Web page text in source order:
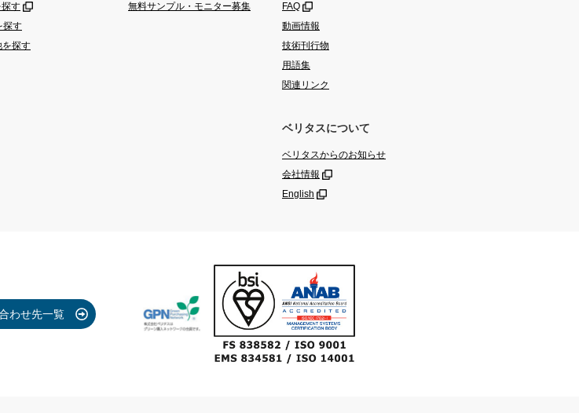
探す
探す
を探す
無料サンプル・モニター募集
FAQ
動画情報
技術刊行物
用語集
関連リンク
ベリタスについて
ベリタスからのお知らせ
会社情報
English
わせ先一覧